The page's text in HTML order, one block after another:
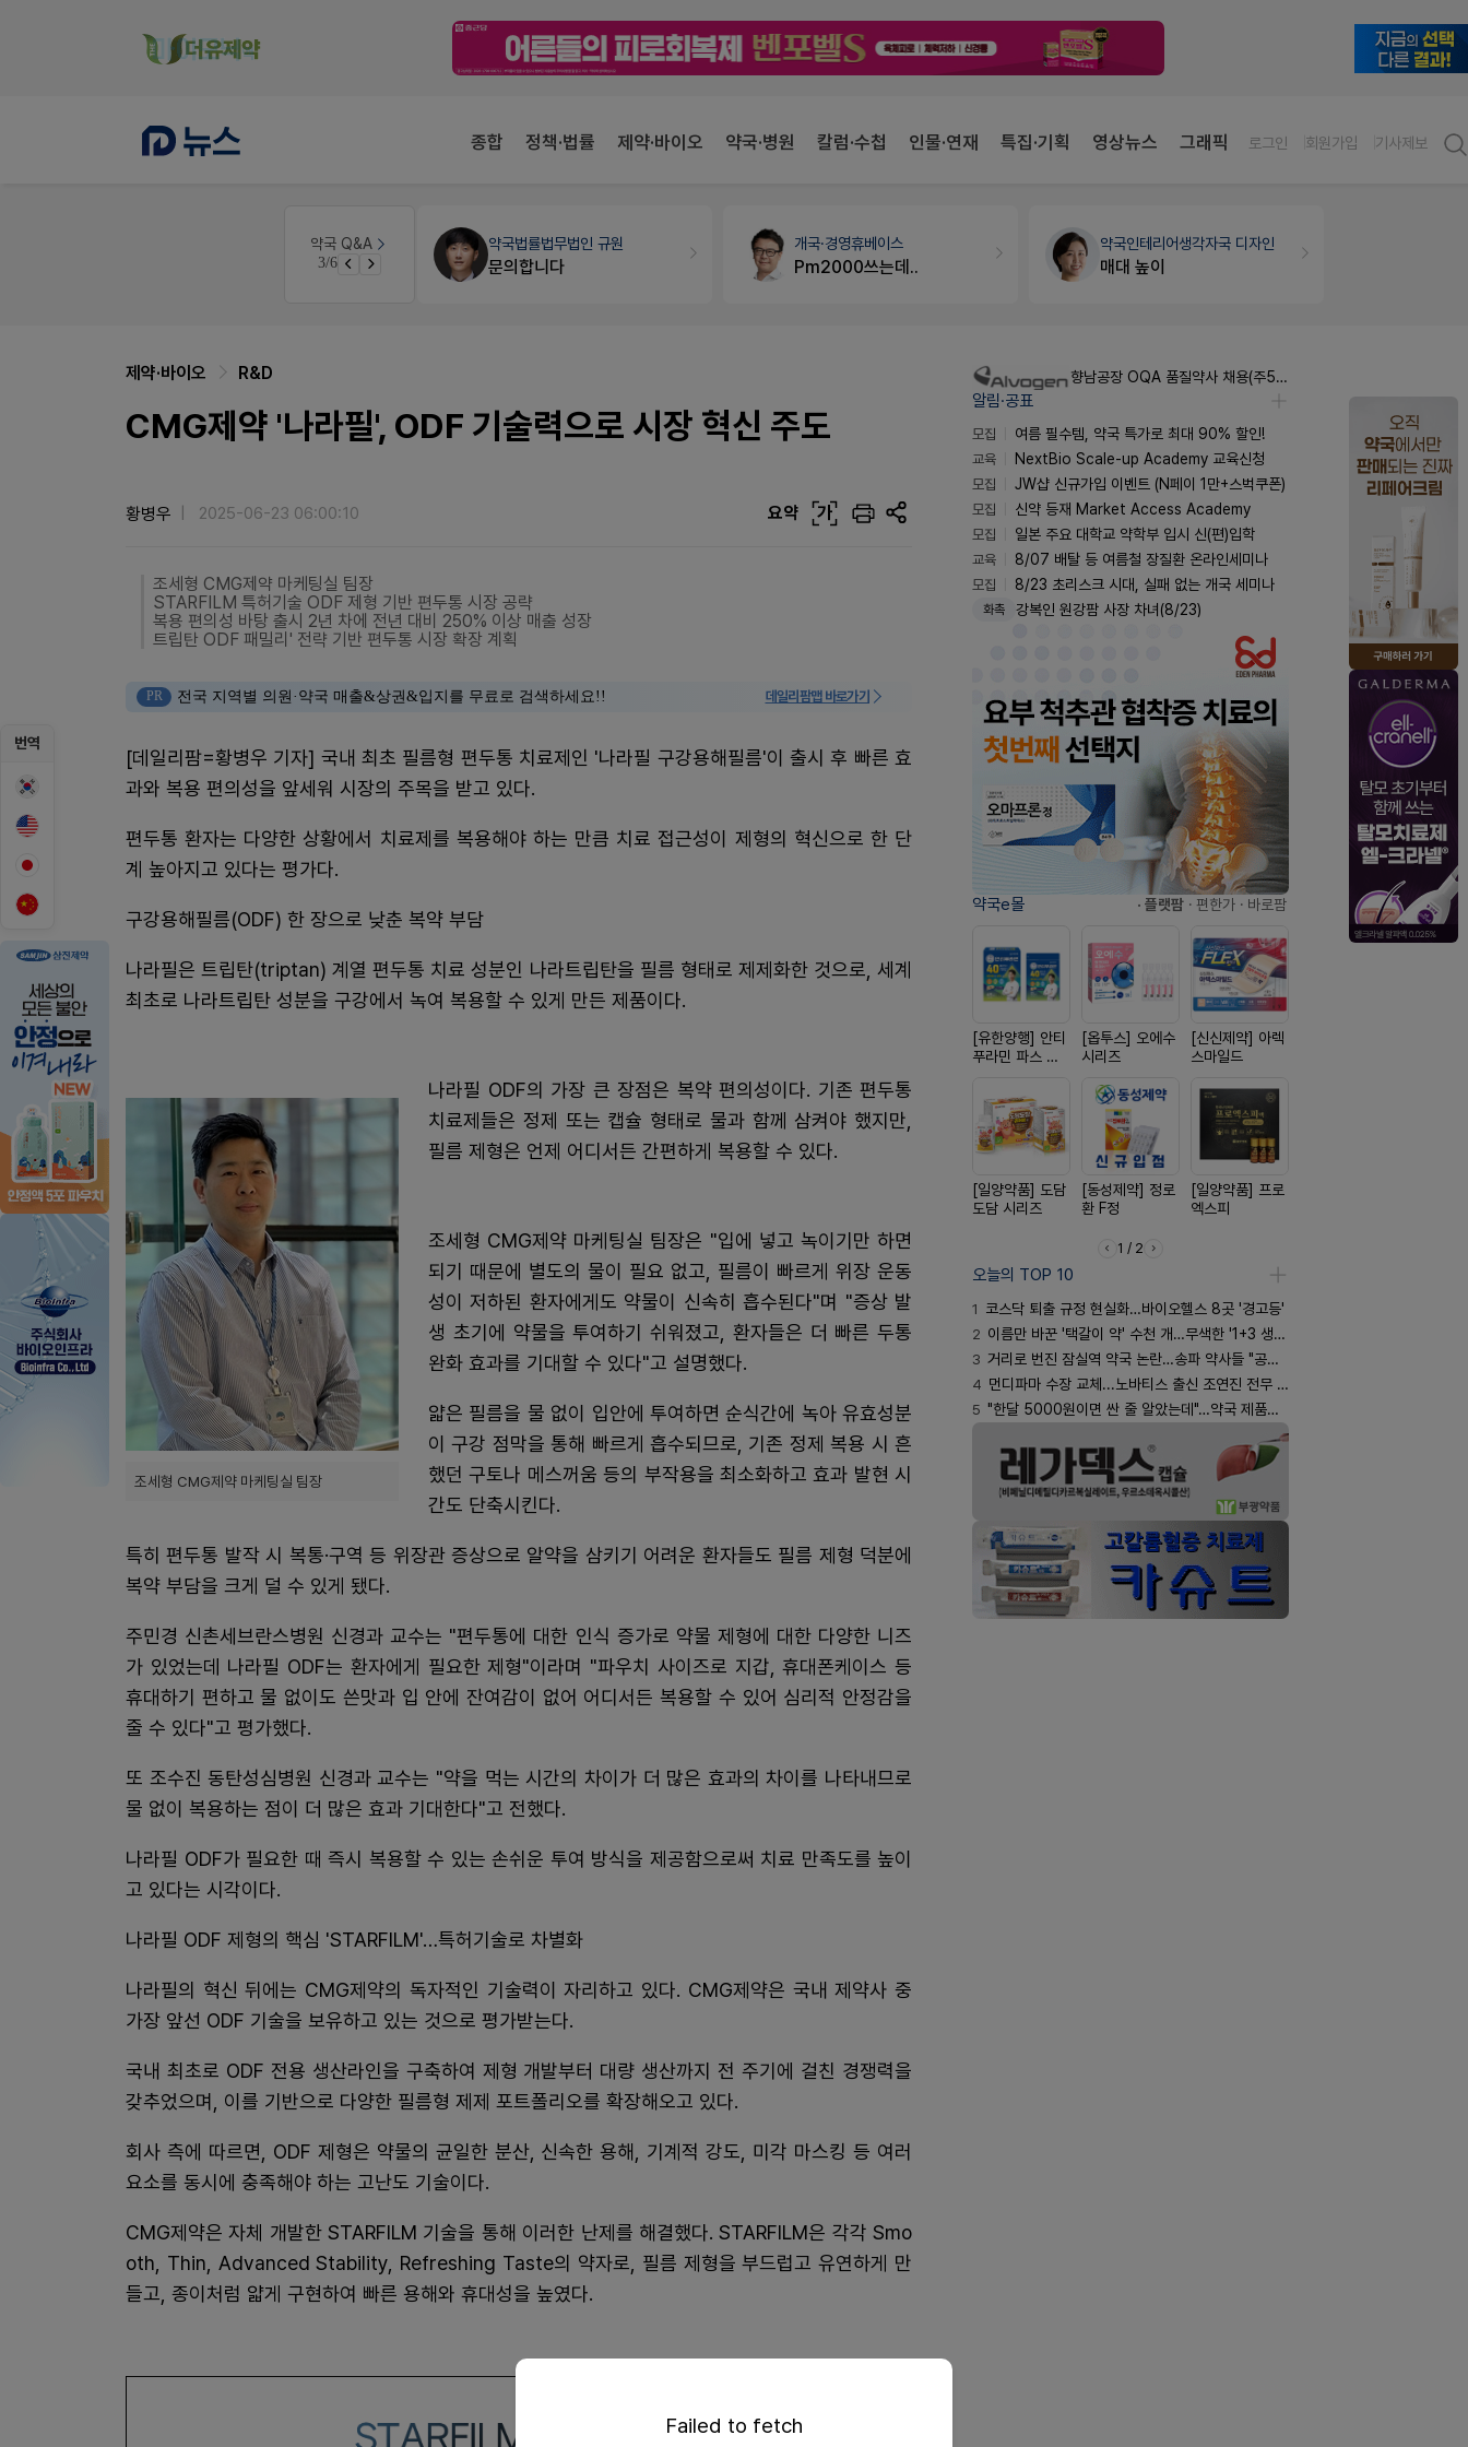
종합 정책·법률 제약·바이오 약국·병원 칼럼·수첩 인물·연재 특집·기획 영상뉴스 그래픽 로그인 회원가입 기사제보
약국 Q&A
3/6 약국 개국 대출 어떻게 받아야할지 어렵습니다
약국법률법무법인 규원
문의합니다
개국·경영휴베이스
Pm2000쓰는데..
약국인테리어생각자국 디자인
매대 높이
번역
제약·바이오 R&D
CMG제약 '나라필', ODF 기술력으로 시장 혁신 주도
황병우 2025-06-23 06:00:10 요약 가
조세형 CMG제약 마케팅실 팀장
STARFILM 특허기술 ODF 제형 기반 편두통 시장 공략
복용 편의성 바탕 출시 2년 차에 전년 대비 250% 이상 매출 성장
트립탄 ODF 패밀리' 전략 기반 편두통 시장 확장 계획
PR 전국 지역별 의원·약국 매출&상권&입지를 무료로 검색하세요!! 데일리팜맵 바로가기
[데일리팜=황병우 기자] 국내 최초 필름형 편두통 치료제인 '나라필 구강용해필름'이 출시 후 빠른 효
과와 복용 편의성을 앞세워 시장의 주목을 받고 있다.
편두통 환자는 다양한 상황에서 치료제를 복용해야 하는 만큼 치료 접근성이 제형의 혁신으로 한 단
계 높아지고 있다는 평가다.
구강용해필름(ODF) 한 장으로 낮춘 복약 부담
나라필은 트립탄(triptan) 계열 편두통 치료 성분인 나라트립탄을 필름 형태로 제제화한 것으로, 세계
최초로 나라트립탄 성분을 구강에서 녹여 복용할 수 있게 만든 제품이다.
조세형 CMG제약 마케팅실 팀장
나라필 ODF의 가장 큰 장점은 복약 편의성이다. 기존 편두통
치료제들은 정제 또는 캡슐 형태로 물과 함께 삼켜야 했지만,
필름 제형은 언제 어디서든 간편하게 복용할 수 있다.
조세형 CMG제약 마케팅실 팀장은 "입에 넣고 녹이기만 하면
되기 때문에 별도의 물이 필요 없고, 필름이 빠르게 위장 운동
성이 저하된 환자에게도 약물이 신속히 흡수된다"며 "증상 발
생 초기에 약물을 투여하기 쉬워졌고, 환자들은 더 빠른 두통
완화 효과를 기대할 수 있다"고 설명했다.
얇은 필름을 물 없이 입안에 투여하면 순식간에 녹아 유효성분
이 구강 점막을 통해 빠르게 흡수되므로, 기존 정제 복용 시 흔
했던 구토나 메스꺼움 등의 부작용을 최소화하고 효과 발현 시
간도 단축시킨다.
특히 편두통 발작 시 복통·구역 등 위장관 증상으로 알약을 삼키기 어려운 환자들도 필름 제형 덕분에
복약 부담을 크게 덜 수 있게 됐다.
주민경 신촌세브란스병원 신경과 교수는 "편두통에 대한 인식 증가로 약물 제형에 대한 다양한 니즈
가 있었는데 나라필 ODF는 환자에게 필요한 제형"이라며 "파우치 사이즈로 지갑, 휴대폰케이스 등
휴대하기 편하고 물 없이도 쓴맛과 입 안에 잔여감이 없어 어디서든 복용할 수 있어 심리적 안정감을
줄 수 있다"고 평가했다.
또 조수진 동탄성심병원 신경과 교수는 "약을 먹는 시간의 차이가 더 많은 효과의 차이를 나타내므로
물 없이 복용하는 점이 더 많은 효과 기대한다"고 전했다.
나라필 ODF가 필요한 때 즉시 복용할 수 있는 손쉬운 투여 방식을 제공함으로써 치료 만족도를 높이
고 있다는 시각이다.
나라필 ODF 제형의 핵심 'STARFILM'…특허기술로 차별화
나라필의 혁신 뒤에는 CMG제약의 독자적인 기술력이 자리하고 있다. CMG제약은 국내 제약사 중
가장 앞선 ODF 기술을 보유하고 있는 것으로 평가받는다.
국내 최초로 ODF 전용 생산라인을 구축하여 제형 개발부터 대량 생산까지 전 주기에 걸친 경쟁력을
갖추었으며, 이를 기반으로 다양한 필름형 제제 포트폴리오를 확장해오고 있다.
회사 측에 따르면, ODF 제형은 약물의 균일한 분산, 신속한 용해, 기계적 강도, 미각 마스킹 등 여러
요소를 동시에 충족해야 하는 고난도 기술이다.
CMG제약은 자체 개발한 STARFILM 기술을 통해 이러한 난제를 해결했다. STARFILM은 각각 Smo
oth, Thin, Advanced Stability, Refreshing Taste의 약자로, 필름 제형을 부드럽고 유연하게 만
들고, 종이처럼 얇게 구현하여 빠른 용해와 휴대성을 높였다.
향남공장 OQA 품질약사 채용(주5일/파트타임 가능)
알림·공표
모집
여름 필수템, 약국 특가로 최대 90% 할인!
교육
NextBio Scale-up Academy 교육신청
모집
JW샵 신규가입 이벤트 (N페이 1만+스벅쿠폰)
모집
신약 등재 Market Access Academy
모집
일본 주요 대학교 약학부 입시 신(편)입학
교육
8/07 배탈 등 여름철 장질환 온라인세미나
모집
8/23 초리스크 시대, 실패 없는 개국 세미나
화촉 강복인 원강팜 사장 차녀(8/23)
약국e몰 · 플랫팜 · 편한가 · 바로팜
[유한양행] 안티
푸라민 파스 시
[옵투스] 오에수
시리즈
[신신제약] 아렉
스마일드
[일양약품] 도담
도담 시리즈
[동성제약] 정로
환 F정
[일양약품] 프로
엑스피
1 / 2
오늘의 TOP 10
1 코스닥 퇴출 규정 현실화…바이오헬스 8곳 '경고등'
2 이름만 바꾼 '택갈이 약' 수천 개…무색한 '1+3 생동'
3 거리로 번진 잠실역 약국 논란…송파 약사들 "공공성 훼손"
4 먼디파마 수장 교체...노바티스 출신 조연진 전무 내정
5 "한달 5000원이면 싼 줄 알았는데"…약국 제품과 비교해보니
Failed to fetch